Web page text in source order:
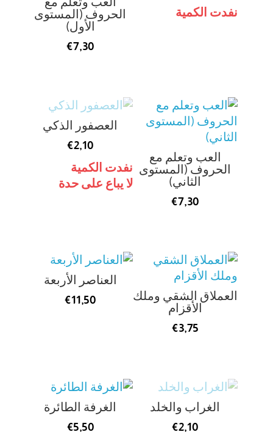
نفدت الكمية
الحروف (المستوى
الأول)
€7,30
العب وتعلم مع
الحروف (المستوى
الثاني)
€7,30
العصفور الذكي
€2,10
نفدت الكمية
لا يباع على حدة
العملاق الشقي وملك
الأقزام
€3,75
العناصر الأربعة
€11,50
الغراب والخلد
€2,10
الغرفة الطائرة
€5,50